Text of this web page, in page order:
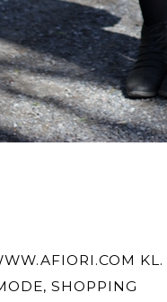
KL.
, SHOPPING